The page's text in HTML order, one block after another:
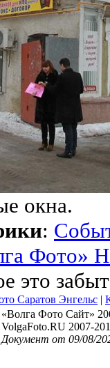
окна.
:
Фото»
это
Саратов Энгельс |
«Волга Фото Сайт»
VolgaFoto.RU 2007-
Документ от 09/08/